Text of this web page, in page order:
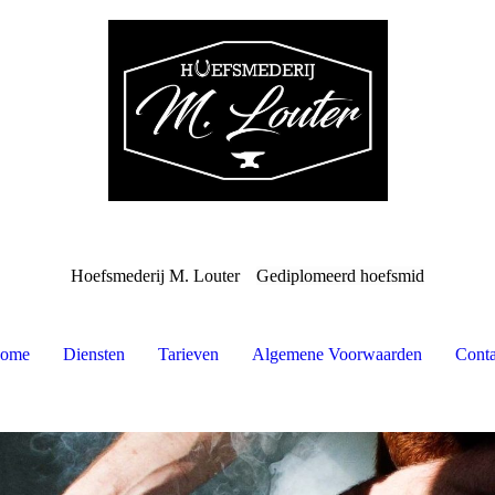
Hoefsmederij M. Louter Gediplomeerd hoefsmid
Diensten Tarieven Algemene Voorwaarden